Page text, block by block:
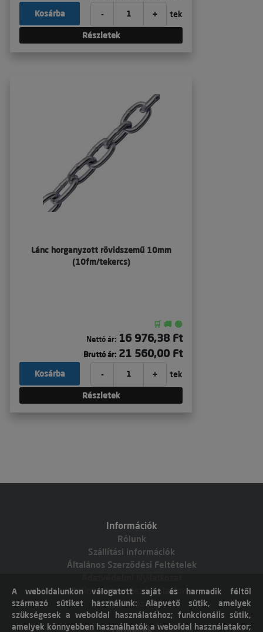
- + tek
Kosárba
Részletek
Lánc horganyzott rövidszemű 10mm
(10fm/tekercs)
🛒 🚚 🟢
Nettó ár: 16 976,38 Ft
Bruttó ár: 21 560,00 Ft
- + tek
Kosárba
Részletek
Információk
Rólunk
Szállítási információk
Általános Szerződési Feltételek
Online vitarendezési platform
Elállás
Termékek
A weboldalunkon válogatott saját és harmadik féltől
származó sütiket használunk: Alapvető sütik, amelyek
szükségesek a weboldal használatához; funkcionális sütik,
amelyek könnyebben használhatók a weboldal használatakor;